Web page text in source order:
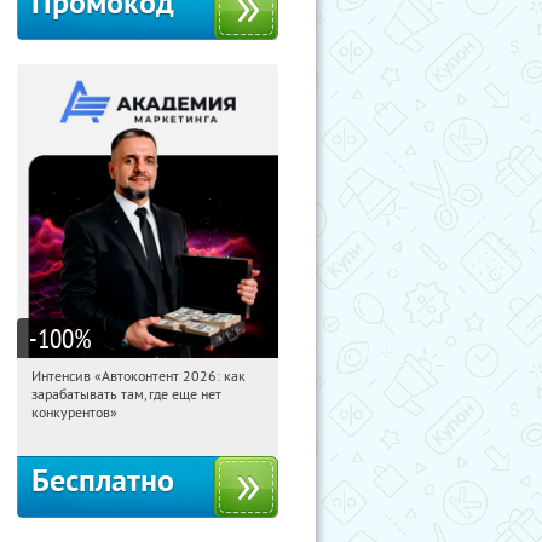
-100%
07:23:23 Получили:
Россия
Интенсив «Автоконтент 2026: как
зарабатывать там, где еще нет
конкурентов»
Бесплатно